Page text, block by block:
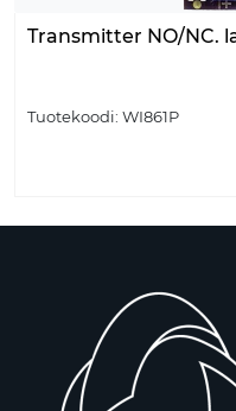
Transmitter NO/NC.
Tuotekoodi: WI861P